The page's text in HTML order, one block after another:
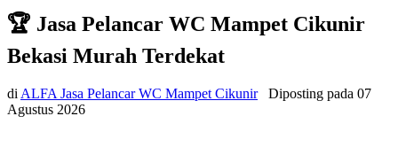
🏆 Jasa Pelancar WC Mampet Cikunir
Bekasi Murah Terdekat
di ALFA Jasa Pelancar WC Mampet Cikunir Diposting pada 07
Agustus 2026